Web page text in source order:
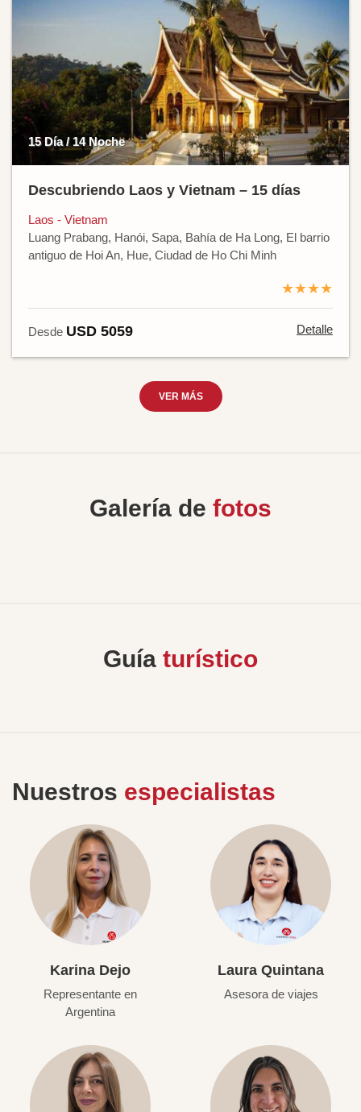
15 Día / 14 Noche
Descubriendo Laos y Vietnam – 15 días
Laos - Vietnam
Luang Prabang, Hanói, Sapa, Bahía de Ha Long, El barrio
antiguo de Hoi An, Hue, Ciudad de Ho Chi Minh
★★★★
Desde USD 5059 Detalle
VER MÁS
Galería de fotos
Guía turístico
Nuestros especialistas
Karina Dejo
Representante en
Argentina
Laura Quintana
Asesora de viajes